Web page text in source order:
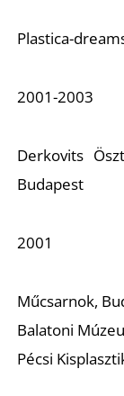
Plastica-
2001-2003
Derkovits
Budapest
2001
Műcsarnok,
Balatoni
Pécsi